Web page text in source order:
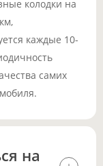
колодки на
каждые 10-
самих
на